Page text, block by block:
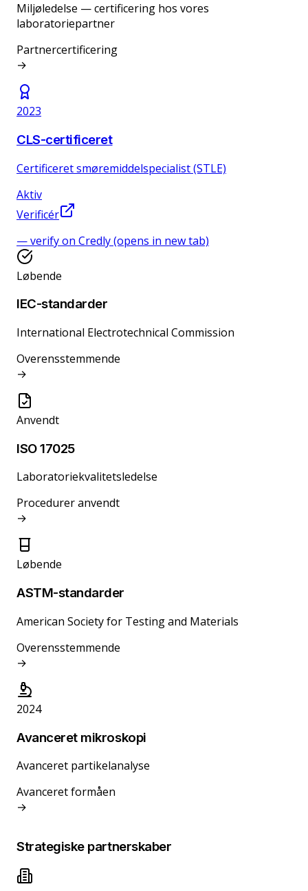
Miljøledelse — certificering hos vores
laboratoriepartner
Partnercertificering
→
2023
CLS-certificeret
Certificeret smøremiddelspecialist (STLE)
Aktiv
Verificér
— verify on Credly (opens in new tab)
Løbende
IEC-standarder
International Electrotechnical Commission
Overensstemmende
→
Anvendt
ISO 17025
Laboratoriekvalitetsledelse
Procedurer anvendt
→
Løbende
ASTM-standarder
American Society for Testing and Materials
Overensstemmende
→
2024
Avanceret mikroskopi
Avanceret partikelanalyse
Avanceret formåen
→
Strategiske partnerskaber